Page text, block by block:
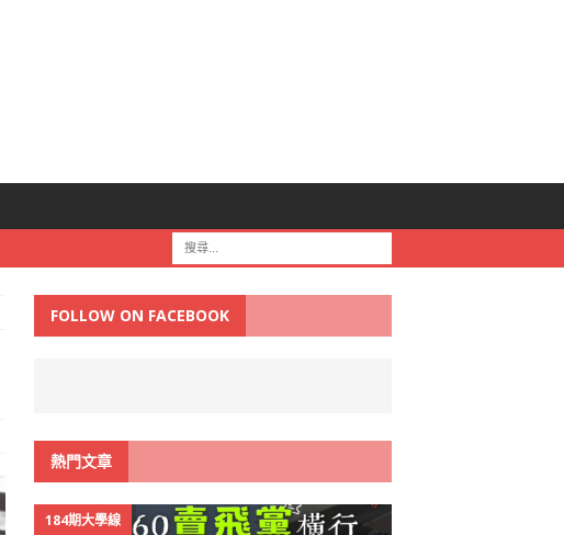
FOLLOW ON FACEBOOK
熱門文章
184期大學線